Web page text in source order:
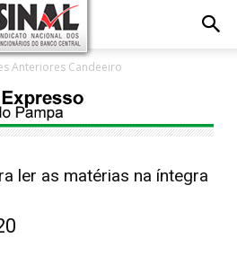
Anteriores Candeeiro
ler as matérias na íntegra